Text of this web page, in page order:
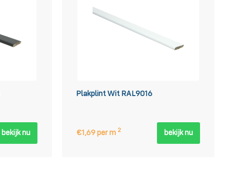
bekijk nu
Plakplint Wit RAL9016
€1,69 per m 2 bekijk nu